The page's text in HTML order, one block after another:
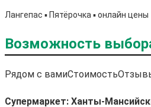
Лангепас ▪️ Пятёрочка ▪️ онлайн цены
Возможность
Рядом с вамиСтоимость
Супермаркет: Ханты-